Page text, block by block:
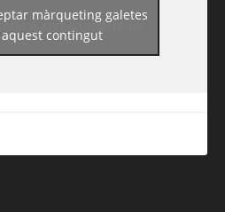
guiadereus/
màrqueting galetes
contingut